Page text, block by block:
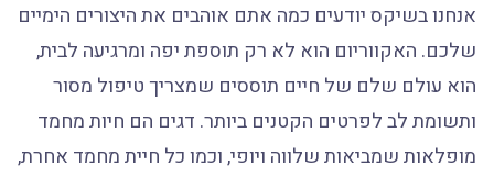
אנחנו בשיקס יודעים כמה אתם אוהבים את היצורים הימיים
שלכם. האקווריום הוא לא רק תוספת יפה ומרגיעה לבית,
הוא עולם שלם של חיים תוססים שמצריך טיפול מסור
ותשומת לב לפרטים הקטנים ביותר. דגים הם חיות מחמד
מופלאות שמביאות שלווה ויופי, וכמו כל חיית מחמד אחרת,